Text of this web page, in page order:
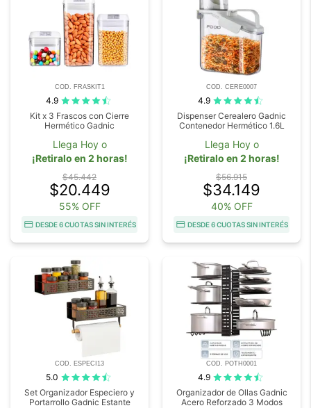
COD. FRASKIT1
4.9
Kit x 3 Frascos con Cierre
Hermético Gadnic
Llega Hoy o
¡Retiralo en 2 horas!
$45.442
$20.449
55% OFF
DESDE 6 CUOTAS SIN INTERÉS
COD. CERE0007
4.9
Dispenser Cerealero Gadnic
Contenedor Hermético 1.6L
Llega Hoy o
¡Retiralo en 2 horas!
$56.915
$34.149
40% OFF
DESDE 6 CUOTAS SIN INTERÉS
COD. ESPECI13
5.0
Set Organizador Especiero y
Portarrollo Gadnic Estante
COD. POTH0001
4.9
Organizador de Ollas Gadnic
Acero Reforzado 3 Modos